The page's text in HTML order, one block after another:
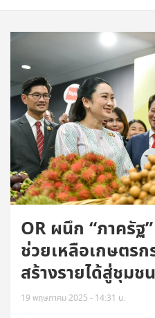
OR ผนึก “ภาครัฐ
ช่วยเหลือเกษตร
สร้างรายได้สู่ชุมชน
19 พฤษภาคม 2025 - 14:31 น.